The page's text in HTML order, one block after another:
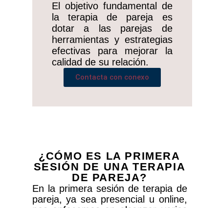
El objetivo fundamental de
la terapia de pareja es
dotar a las parejas de
herramientas y estrategias
efectivas para mejorar la
calidad de su relación.
Contacta con conexo
¿CÓMO ES LA PRIMERA
SESIÓN DE UNA TERAPIA
DE PAREJA?
En la primera sesión de terapia de
pareja, ya sea presencial u online,